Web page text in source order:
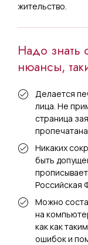
жительство.
Надо
нюансы,
Делается
лица. Не
страница
Никаких
быть
Российская
Можно
на
как как
ошибок и